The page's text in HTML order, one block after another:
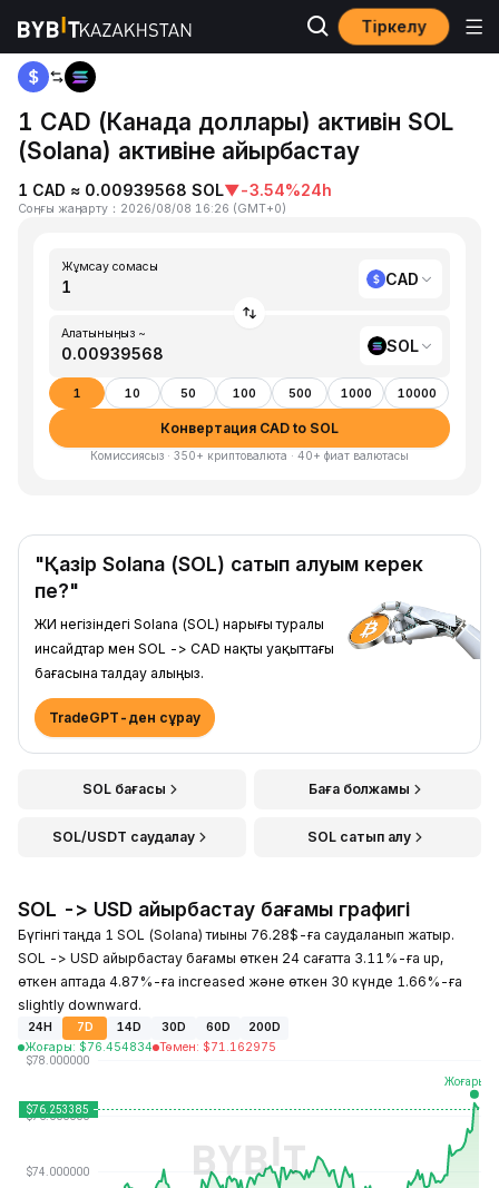
Тіркелу
Басты бет CAD to SOL
1 CAD (Канада доллары) активін SOL
(Solana) активіне айырбастау
1 CAD ≈ 0.00939568 SOL▼-3.54%24h
Соңғы жаңарту ： 2026/08/08 16:26 (GMT+0)
Жұмсау сомасы
CAD
Алатыныңыз ~
SOL
1 10 50 100 500 1000 10000
Конвертация CAD to SOL
Комиссиясыз · 350+ криптовалюта · 40+ фиат валютасы
"Қазір Solana (SOL) сатып алуым керек
пе?"
ЖИ негізіндегі Solana (SOL) нарығы туралы
инсайдтар мен SOL -> CAD нақты уақыттағы
бағасына талдау алыңыз.
TradeGPT-ден сұрау
SOL бағасы Баға болжамы
SOL/USDT саудалау SOL сатып алу
SOL -> USD айырбастау бағамы графигі
Бүгінгі таңда 1 SOL (Solana) тиыны 76.28$-ға саудаланып жатыр.
SOL -> USD айырбастау бағамы өткен 24 сағатта 3.11%-ға up,
өткен аптада 4.87%-ға increased және өткен 30 күнде 1.66%-ға
slightly downward.
24H 7D 14D 30D 60D
200D
Жоғары: $76.454834 Төмен: $71.162975